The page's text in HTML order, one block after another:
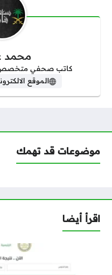
محمد
كاتب صحفي متخصص
الموقع
موضوعات قد تهمك
اقرأ أيضا